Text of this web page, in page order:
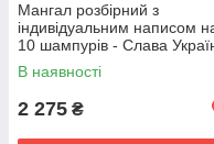
Мангал розбірний з
індивідуальним написом
10 шампурів - Слава
Героям Слава.
В наявності
2 275 ₴